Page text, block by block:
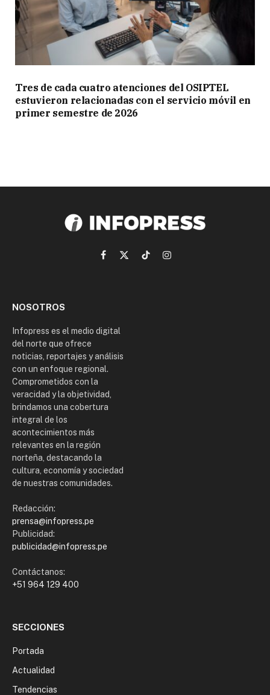
Tres de cada cuatro atenciones del OSIPTEL
estuvieron relacionadas con el servicio móvil en
primer semestre de 2026
Facebook
X
TikTokInstagram
NOSOTROS
Infopress es el medio digital
del norte que ofrece
noticias, reportajes y análisis
con un enfoque regional.
Comprometidos con la
veracidad y la objetividad,
brindamos una cobertura
integral de los
acontecimientos más
relevantes en la región
norteña, destacando la
cultura, economía y sociedad
de nuestras comunidades.
Redacción:
prensa@infopress.pe
Publicidad:
publicidad@infopress.pe
Contáctanos:
+51 964 129 400
SECCIONES
Portada
Actualidad
Tendencias